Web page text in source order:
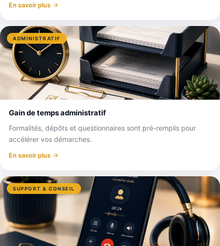
En savoir plus
ADMINISTRATIF
Gain de temps administratif
Formalités, dépôts et questionnaires sont pré-remplis pour
accélérer vos démarches.
En savoir plus
SUPPORT & CONSEIL